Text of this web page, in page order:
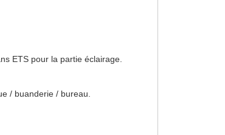
ETS pour la partie éclairage.
/ buanderie / bureau.